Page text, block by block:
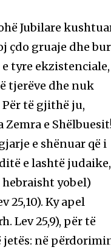
Jubilare
çdo gruaje dhe
tyre
tjerëve dhe nuk
të gjithë ju,
Zemra e
e shënuar që i
e lashtë judaike,
yobel)
Ky apel
Lev 25,9), për të
në